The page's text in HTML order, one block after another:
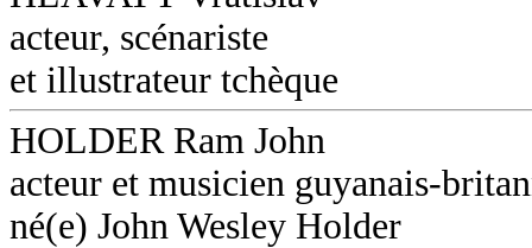
acteur, scénariste
et illustrateur tchèque
HOLDER Ram John
acteur et musicien guyanais-
né(e) John Wesley Holder